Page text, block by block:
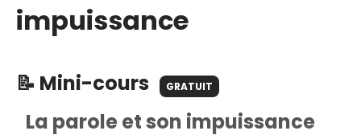
impuissance
📝 Mini-cours GRATUIT
La parole et son impuissance